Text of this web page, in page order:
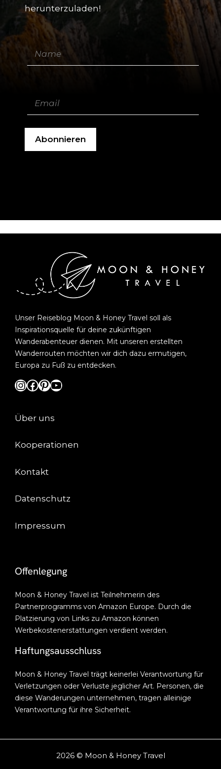
herunterzuladen!
Unser Reiseblog Moon & Honey Travel soll als
Inspirationsquelle für deine zukünftigen
Wanderabenteuer dienen. Mit unseren erstellten
Wanderrouten möchten wir dich dazu ermutigen,
Europa zu Fuß zu entdecken.
InstagramFacebook Pinterest YouTube
Über uns
Kooperationen
Kontakt
Datenschutz
Impressum
Offenlegung
Moon & Honey Travel ist Teilnehmerin des
Partnerprogramms von Amazon Europe. Durch die
Platzierung von Links zu Amazon können
Werbekostenerstattungen verdient werden.
Haftungsausschluss
Moon & Honey Travel trägt keinerlei Verantwortung für
Verletzungen oder Verluste jeglicher Art. Personen, die
diese Wanderungen unternehmen, tragen alleinige
Verantwortung für ihre Sicherheit.
2026 © Moon & Honey Travel